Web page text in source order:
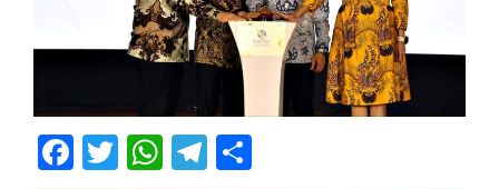
Facebook
Twitter
WhatsApp
Telegram